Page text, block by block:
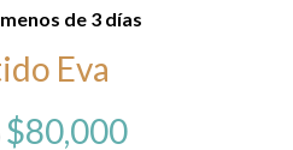
de 3 días
Eva
El
$80,000El